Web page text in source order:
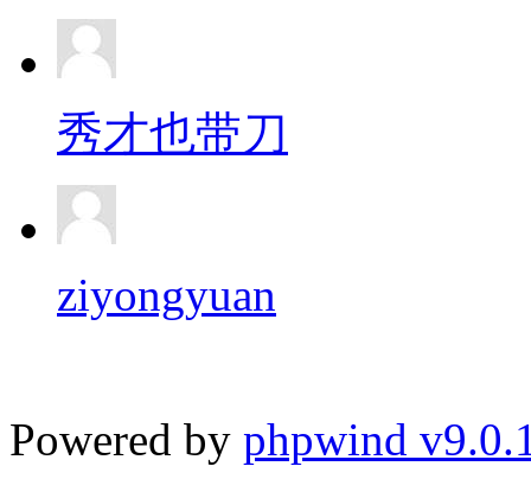
秀才也带刀
ziyongyuan
Powered by phpwind